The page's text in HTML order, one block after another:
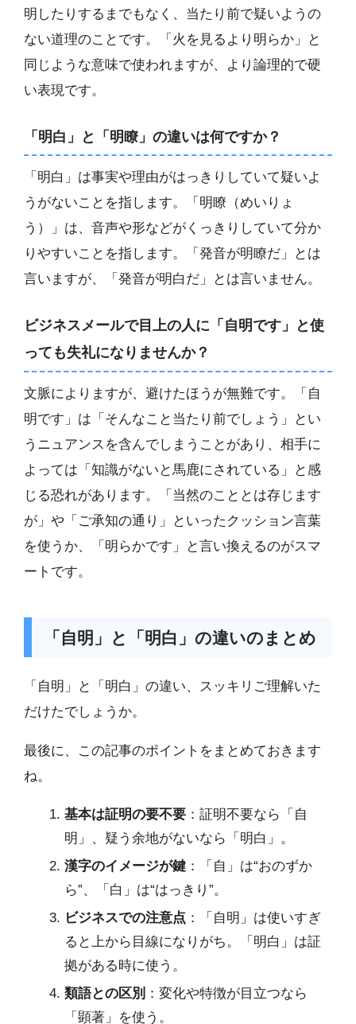
明したりするまでもなく、当たり前で疑いようの
ない道理のことです。「火を見るより明らか」と
同じような意味で使われますが、より論理的で硬
い表現です。
「明白」と「明瞭」の違いは何ですか？
「明白」は事実や理由がはっきりしていて疑いよ
うがないことを指します。「明瞭（めいりょ
う）」は、音声や形などがくっきりしていて分か
りやすいことを指します。「発音が明瞭だ」とは
言いますが、「発音が明白だ」とは言いません。
ビジネスメールで目上の人に「自明です」と使
っても失礼になりませんか？
文脈によりますが、避けたほうが無難です。「自
明です」は「そんなこと当たり前でしょう」とい
うニュアンスを含んでしまうことがあり、相手に
よっては「知識がないと馬鹿にされている」と感
じる恐れがあります。「当然のこととは存じます
が」や「ご承知の通り」といったクッション言葉
を使うか、「明らかです」と言い換えるのがスマ
ートです。
「自明」と「明白」の違いのまとめ
「自明」と「明白」の違い、スッキリご理解いた
だけたでしょうか。
最後に、この記事のポイントをまとめておきます
ね。
基本は証明の要不要 ：証明不要なら「自
明」、疑う余地がないなら「明白」。
漢字のイメージが鍵 ：「自」は“おのずか
ら”、「白」は“はっきり”。
ビジネスでの注意点 ：「自明」は使いすぎ
ると上から目線になりがち。「明白」は証
拠がある時に使う。
類語との区別 ：変化や特徴が目立つなら
「顕著」を使う。